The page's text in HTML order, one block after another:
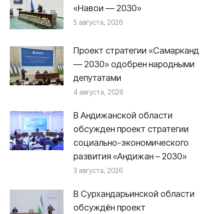
«Навои — 2030»
5 августа, 2026
Проект стратегии «Самарканд
— 2030» одобрен народными
депутатами
4 августа, 2026
В Андижанской области
обсужден проект стратегии
социально-экономического
развития «Андижан – 2030»
3 августа, 2026
В Сурхандарьинской области
обсуждён проект